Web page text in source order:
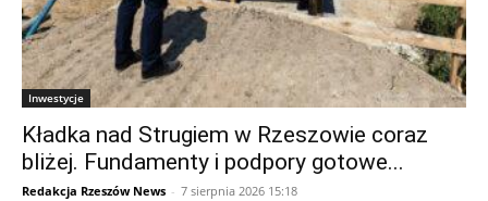
Inwestycje
Kładka nad Strugiem w Rzeszowie coraz
bliżej. Fundamenty i podpory gotowe...
Redakcja Rzeszów News - 7 sierpnia 2026 15:18